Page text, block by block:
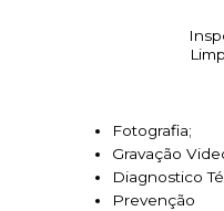
Fotografia;
Gravação
Diagnostico
Prevenção